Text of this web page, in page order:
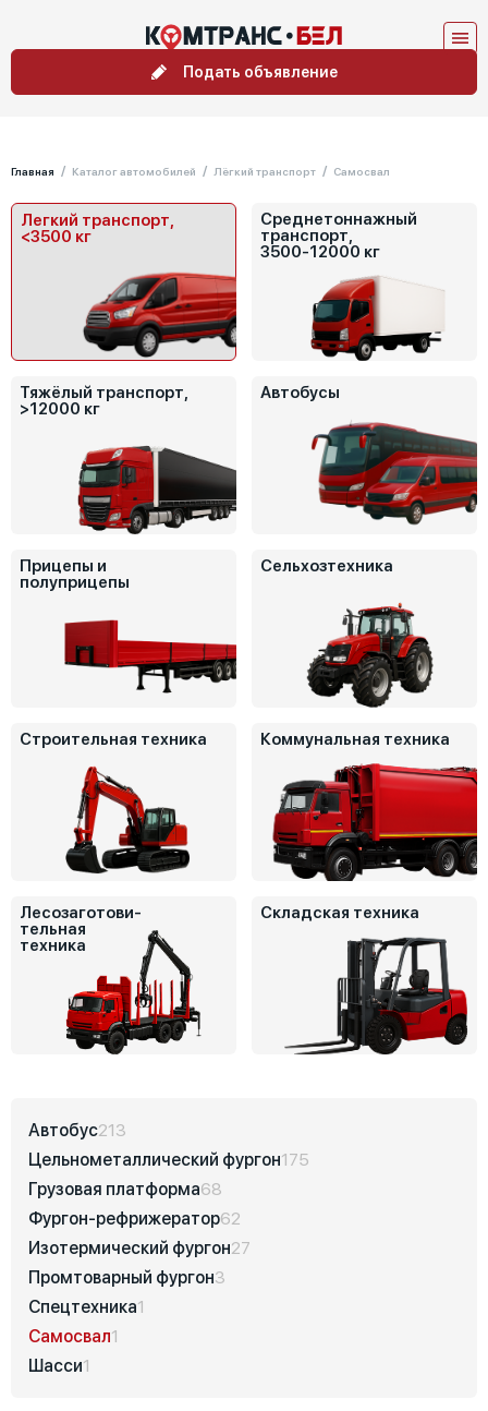
Подать объявление
Главная Каталог автомобилей Лёгкий транспорт Самосвал
Легкий транспорт,
<3500 кг
Среднетоннажный
транспорт,
3500-12000 кг
Тяжёлый транспорт,
>12000 кг
Автобусы
Прицепы и
полуприцепы
Сельхозтехника
Строительная техника Коммунальная техника
Лесозаготови-
тельная
техника
Складская техника
Автобус213
Цельнометаллический фургон175
Грузовая платформа68
Фургон-рефрижератор62
Изотермический фургон27
Промтоварный фургон3
Спецтехника1
Самосвал1
Шасси1